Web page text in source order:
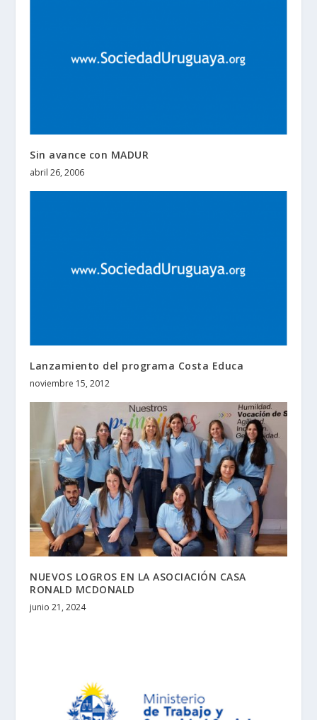
Sin avance con MADUR
abril 26, 2006
Lanzamiento del programa Costa Educa
noviembre 15, 2012
NUEVOS LOGROS EN LA ASOCIACIÓN CASA
RONALD MCDONALD
junio 21, 2024